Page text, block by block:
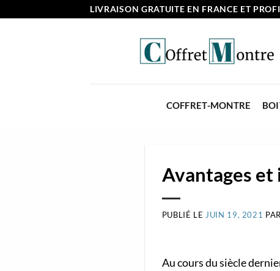
LIVRAISON GRATUITE EN FRANCE ET
COFFRET-MONTRE
Avantages
PUBLIÉ LEJUIN 19, 2021 PAR
Au cours du siècle